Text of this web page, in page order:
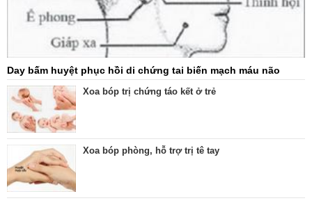
Day bấm huyệt phục hồi di chứng tai biến mạch máu não
Xoa bóp trị chứng táo kết ở trẻ
Xoa bóp phòng, hỗ trợ trị tê tay